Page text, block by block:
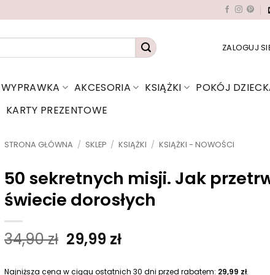
ZALOGUJ
WYPRAWKA AKCESORIA KSIĄŻKI
POKÓJ
KARTY PREZENTOWE
STRONA GŁÓWNA / SKLEP / KSIĄŻKI / KSIĄŻKI - NOWOŚCI
50 sekretnych misji. Jak
świecie dorosłych
34,90zł P
e
29,99 złA
t
Najniższa cena w ciągu ostatnich 30 dni przed rabatem: 29,99 zł.